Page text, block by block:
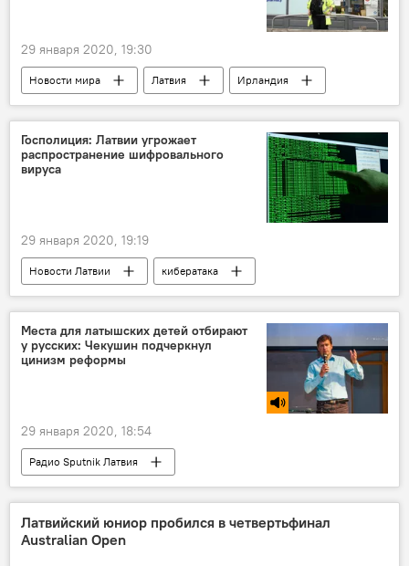
29 января 2020, 19:30
Новости мира Латвия
Ирландия
Дублин
Судьба латвийцев за границей
Госполиция: Латвии угрожает
распространение шифровального
вируса
29 января 2020, 19:19
Новости Латвии
кибератака
Латвия
вирус Госполиция
Места для латышских детей отбирают
у русских: Чекушин подчеркнул
цинизм реформы
29 января 2020, 18:54
Радио Sputnik Латвия
Теперь детсады: русских дошкольников в Латвии оставят без родного языка
Константин Чекушин
латыши
русские
Латвийский юниор пробился в четвертьфинал
Australian Open